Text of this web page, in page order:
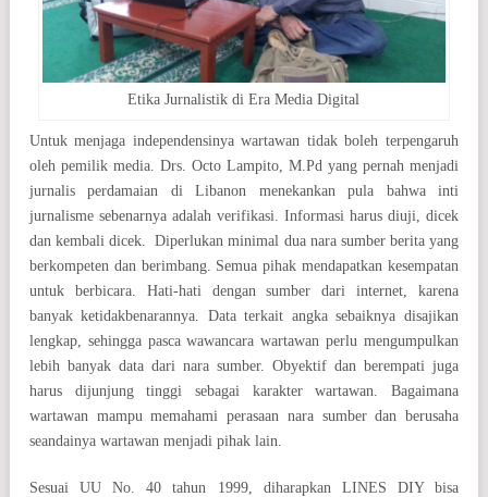
Etika Jurnalistik di Era Media Digital
Untuk menjaga independensinya wartawan tidak boleh terpengaruh
oleh pemilik media. Drs. Octo Lampito, M.Pd yang pernah menjadi
jurnalis perdamaian di Libanon menekankan pula bahwa inti
jurnalisme sebenarnya adalah verifikasi. Informasi harus diuji, dicek
dan kembali dicek. Diperlukan minimal dua nara sumber berita yang
berkompeten dan berimbang. Semua pihak mendapatkan kesempatan
untuk berbicara. Hati-hati dengan sumber dari internet, karena
banyak ketidakbenarannya. Data terkait angka sebaiknya disajikan
lengkap, sehingga pasca wawancara wartawan perlu mengumpulkan
lebih banyak data dari nara sumber. Obyektif dan berempati juga
harus dijunjung tinggi sebagai karakter wartawan. Bagaimana
wartawan mampu memahami perasaan nara sumber dan berusaha
seandainya wartawan menjadi pihak lain.
Sesuai UU No. 40 tahun 1999, diharapkan LINES DIY bisa